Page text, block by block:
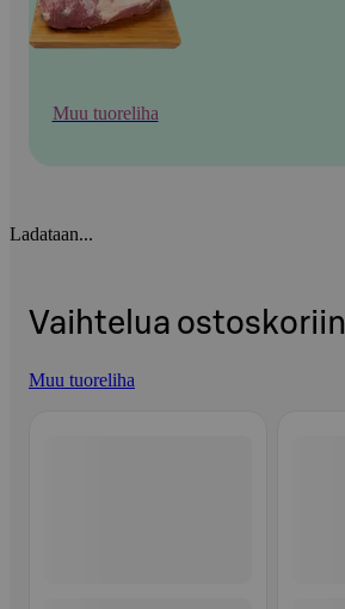
Muu tuoreliha
Ladataan...
Vaihtelua ostoskoriin
Muu tuoreliha